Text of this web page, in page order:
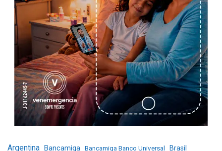
Argentina Bancamiga Bancamiga Banco Universal Brasil